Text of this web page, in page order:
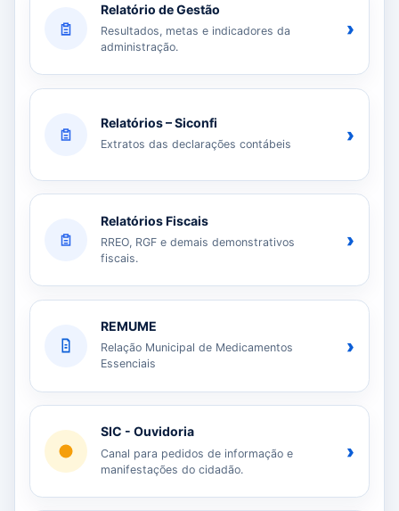
Relatório de Gestão
Resultados, metas e indicadores da
administração.
›
Relatórios – Siconfi
Extratos das declarações contábeis ›
Relatórios Fiscais
RREO, RGF e demais demonstrativos
fiscais.
›
REMUME
Relação Municipal de Medicamentos
Essenciais
›
SIC - Ouvidoria
Canal para pedidos de informação e
manifestações do cidadão.
›